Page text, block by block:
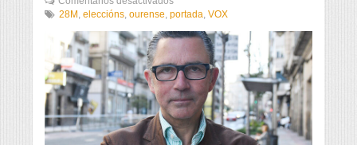
«Poremos
condicións
que
chegue
a
Ourense
inversión
privada»
28M eleccións ourense portada VOX